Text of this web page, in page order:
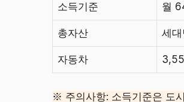
소득기준 월
총자산 세
자동차
※ 주의사항: 소득기준은 도